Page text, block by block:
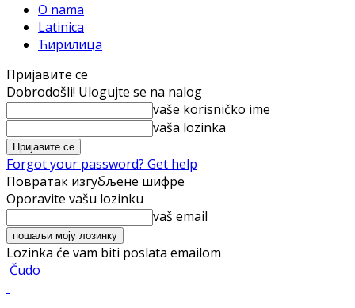
O nama
Latinica
Ћирилица
Пријавите се
Dobrodošli! Ulogujte se na nalog
vaše korisničko ime
vaša lozinka
Forgot your password? Get help
Повратак изгубљене шифре
Oporavite vašu lozinku
vaš email
Lozinka će vam biti poslata emailom
Čudo